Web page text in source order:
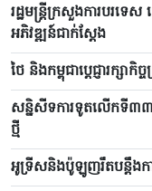
រដ្ឋមន្ត្រីក្រសួងការបរទ
អភិវឌ្ឍន៍ជាក់ស្តែង
ថៃ និងកម្ពុជាប្តេជ្ញារក្ស
សន្និសីទការទូតលើកទី៣៣
ថ្មី
អូទ្រីសនិងប៉ូឡូញរឹតបន្តឹងក